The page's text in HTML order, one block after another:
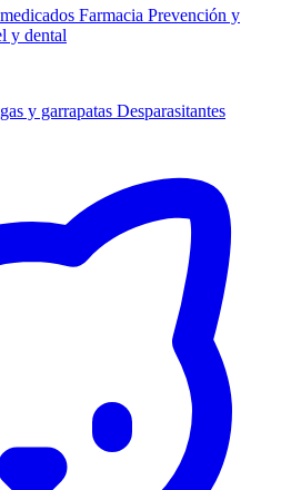
Farmacia Prevención y
y dental
y garrapatas Desparasitantes